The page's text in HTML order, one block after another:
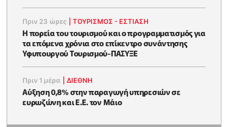
Πριν 23 ώρες |ΤΟΥΡΙΣΜΟΣ - ΕΣΤΙΑΣΗ
Η πορεία του τουρισμού και ο προγραμματισμός για
τα επόμενα χρόνια στο επίκεντρο συνάντησης
Υφυπουργού Τουρισμού-ΠΑΣΥΞΕ
Πριν 1 μέρα |ΔΙΕΘΝΗ
Αύξηση 0,8% στην παραγωγή υπηρεσιών σε
ευρωζώνη και Ε.Ε. τον Μάιο